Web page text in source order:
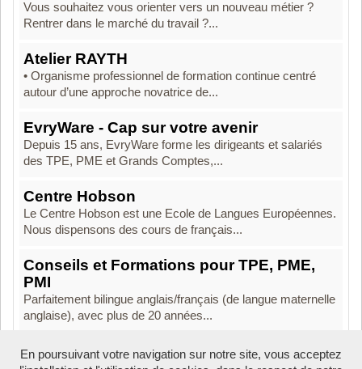
Vous souhaitez vous orienter vers un nouveau métier ?
Rentrer dans le marché du travail ?...
Atelier RAYTH
• Organisme professionnel de formation continue centré
autour d’une approche novatrice de...
EvryWare - Cap sur votre avenir
Depuis 15 ans, EvryWare forme les dirigeants et salariés
des TPE, PME et Grands Comptes,...
Centre Hobson
Le Centre Hobson est une Ecole de Langues Européennes.
Nous dispensons des cours de français...
Conseils et Formations pour TPE, PME,
PMI
Parfaitement bilingue anglais/français (de langue maternelle
anglaise), avec plus de 20 années...
En poursuivant votre navigation sur notre site, vous acceptez